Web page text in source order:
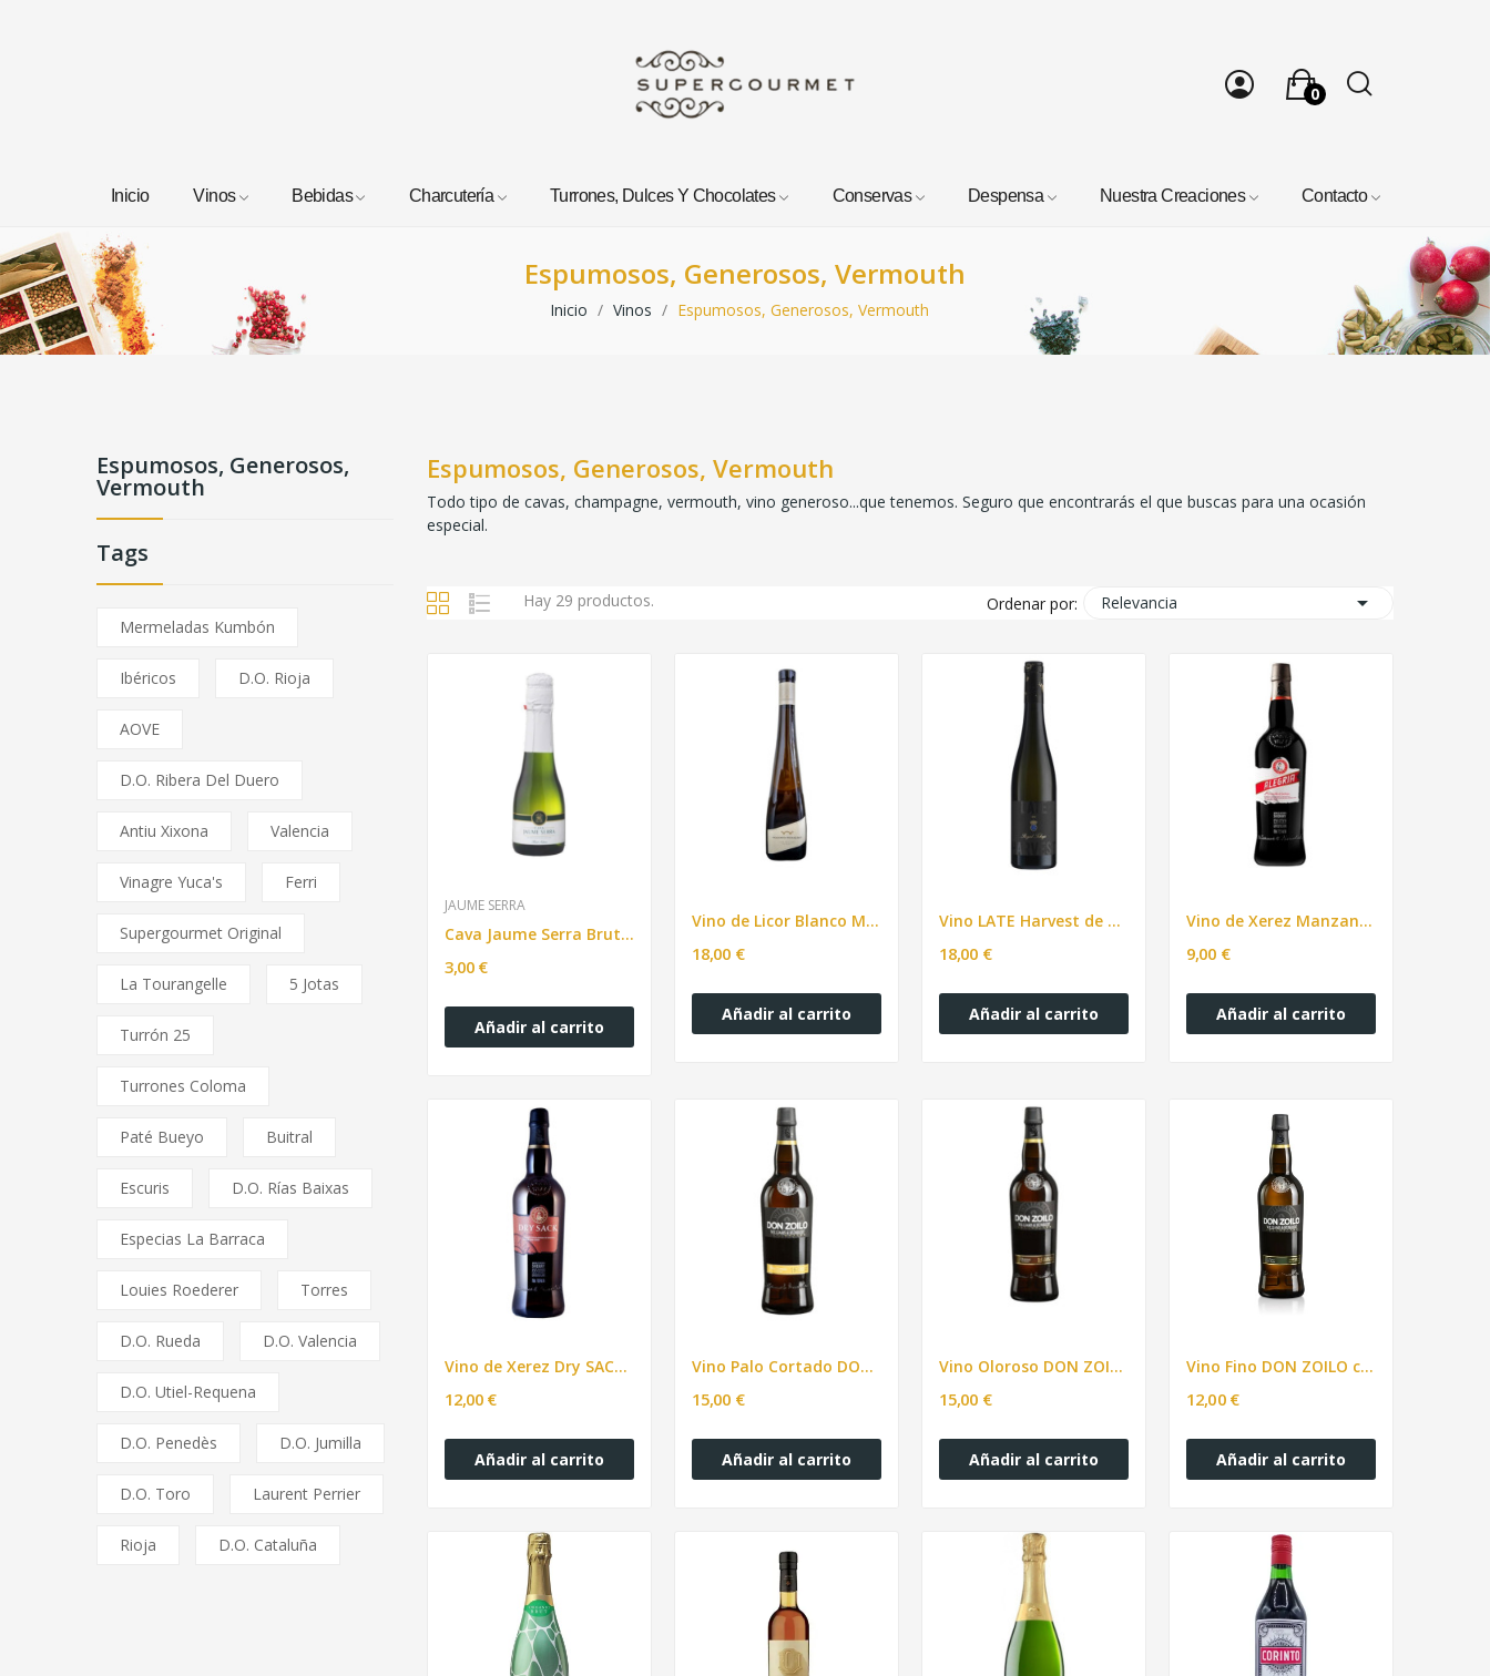
0
Inicio Vinos Bebidas Charcutería Turrones, Dulces Y Chocolates Conservas Despensa Nuestra Creaciones Contacto
Espumosos, Generosos, Vermouth
Inicio Vinos Espumosos, Generosos, Vermouth
Espumosos, Generosos,
Vermouth
Tags
Mermeladas Kumbón
Ibéricos D.O. Rioja
AOVE
D.O. Ribera Del Duero
Antiu Xixona Valencia
Vinagre Yuca's Ferri
Supergourmet Original
La Tourangelle 5 Jotas
Turrón 25
Turrones Coloma
Paté Bueyo Buitral
Escuris D.O. Rías Baixas
Especias La Barraca
Louies Roederer Torres
D.O. Rueda D.O. Valencia
D.O. Utiel-Requena
D.O. Penedès D.O. Jumilla
D.O. Toro Laurent Perrier
Rioja D.O. Cataluña
Espumosos, Generosos, Vermouth
Todo tipo de cavas, champagne, vermouth, vino generoso...que tenemos. Seguro que encontrarás el que buscas para una ocasión
especial.
Hay 29 productos. Ordenar por: Relevancia 
JAUME SERRA
Cava Jaume Serra Brut 200ml
3,00 €
Añadir al carrito
Vino de Licor Blanco MADRID ROMERO 750ml
18,00 €
Añadir al carrito
Vino LATE Harvest de 2018 Royal Tokaji 500ml
18,00 €
Añadir al carrito
Vino de Xerez Manzanilla superior ALEGRIA 750ml
9,00 €
Añadir al carrito
Vino de Xerez Dry SACK Medium Sherry 750ml
12,00 €
Añadir al carrito
Vino Palo Cortado DON ZOILO collection 750ml
15,00 €
Añadir al carrito
Vino Oloroso DON ZOILO collection 750ml
15,00 €
Añadir al carrito
Vino Fino DON ZOILO collection 750ml
12,00 €
Añadir al carrito